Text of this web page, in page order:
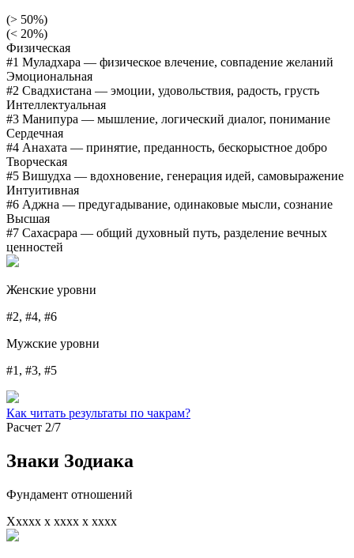
(> 50%)
(< 20%)
Физическая
#1 Муладхара — физическое влечение, совпадение желаний
Эмоциональная
#2 Свадхистана — эмоции, удовольствия, радость, грусть
Интеллектуальная
#3 Манипура — мышление, логический диалог, понимание
Сердечная
#4 Анахата — принятие, преданность, бескорыстное добро
Творческая
#5 Вишудха — вдохновение, генерация идей, самовыражение
Интуитивная
#6 Аджна — предугадывание, одинаковые мысли, сознание
Высшая
#7 Сахасрара — общий духовный путь, разделение вечных
ценностей
Женские уровни
#2, #4, #6
Мужские уровни
#1, #3, #5
Как читать результаты по чакрам?
Расчет 2/7
Знаки Зодиака
Фундамент отношений
Xxxxx x xxxx x xxxx